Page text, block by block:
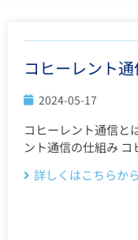
コヒーレント
2024-05-17
コヒーレント通信と
ント通信の仕組み
詳しくはこちらから